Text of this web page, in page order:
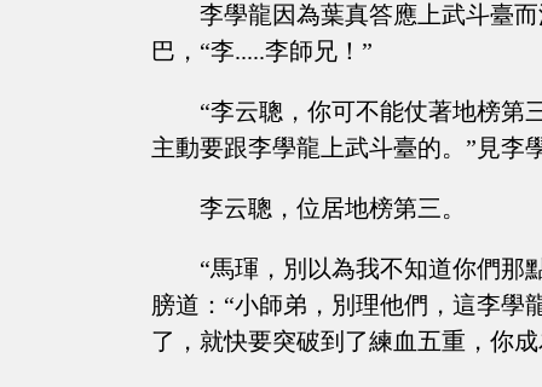
李學龍因為葉真答應上武斗臺
巴，“李.....李師兄！”
“李云聰，你可不能仗著地榜第
主動要跟李學龍上武斗臺的。”見李
李云聰，位居地榜第三。
“馬琿，別以為我不知道你們那
膀道：“小師弟，別理他們，這李學
了，就快要突破到了練血五重，你